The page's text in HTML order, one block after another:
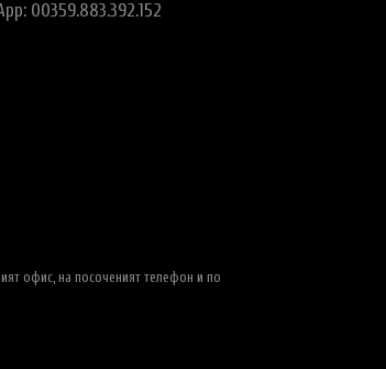
00359.883.392.152
офис, на посоченият телефон и по